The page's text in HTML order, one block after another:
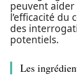
peuvent
l’efficacité
des
potentiels.
Les